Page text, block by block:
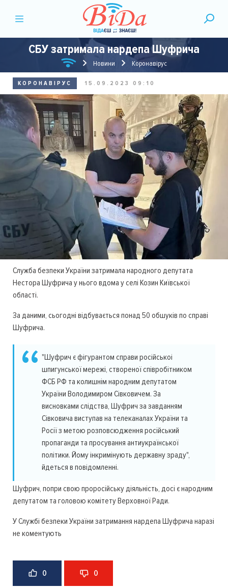
СБУ затримала нардепа Шуфрича
Новини Коронавірус
КОРОНАВІРУС 15.09.2023 09:10
Служба безпеки України затримала народного депутата
Нестора Шуфрича у нього вдома у селі Козин Київської
області.
За даними, сьогодні відбувається понад 50 обшуків по справі
Шуфрича.
"Шуфрич є фігурантом справи російськоі
шпигунської мережі, створеної співробітником
ФСБ РФ та колишнім народним депутатом
України Володимиром Сівковичем. За
висновками слідства, Шуфрич за завданням
Сівковича виступав на телеканалах України та
Росії з метою розповсюдження російський
пропаганди та просування антиукраїнської
політики. Йому інкримінують державну зраду",
йдеться в повідомленні.
Шуфрич, попри свою проросійську діяльність, досі є народним
депутатом та головою комітету Верховної Ради.
У Службі безпеки України затримання нардепа Шуфрича наразі
не коментують
0 0